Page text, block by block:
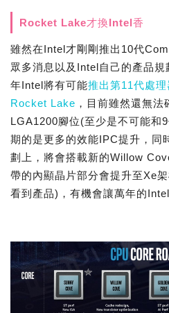
Rocket Lake才換Intel香
雖然在Intel才剛剛推出10代
眾多消息以及Intel自己的產品
年Intel將有可能推出第11代處
Rocket Lake ，目前雖然還無
LGA1200腳位(至少是不可能和
期的是更多的效能IPC提升，同
劃上，將會搭載新的Willow
帶的內顯晶片部分會提升至Xe
看到產品)，有機會讓萬年的